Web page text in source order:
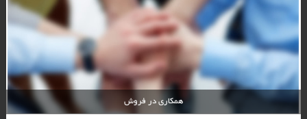
همکاری در فروش